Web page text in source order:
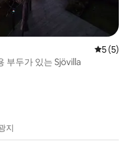
평점 5점
5 (5)
부두가 있는 Sjövilla
지